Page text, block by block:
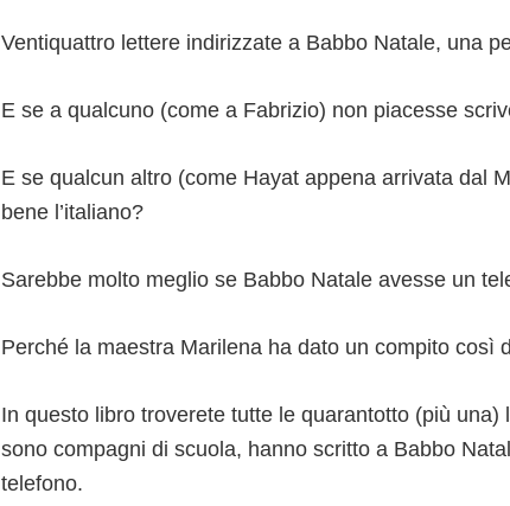
Ventiquattro lettere indirizzate a Babbo Natale, una
E se a qualcuno (come a Fabrizio) non piacesse
E se qualcun altro (come Hayat appena arrivata dal
bene l’italiano?
Sarebbe molto meglio se Babbo Natale avesse un
Perché la maestra Marilena ha dato un compito così
In questo libro troverete tutte le quarantotto (più
sono compagni di scuola, hanno scritto a Babbo
telefono.